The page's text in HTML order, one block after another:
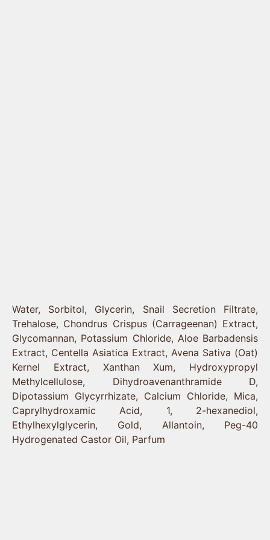
Состав
Water, Sorbitol, Glycerin, Snail Secretion Filtrate,
Trehalose, Chondrus Crispus (Carrageenan) Extract,
Glycomannan, Potassium Chloride, Aloe Barbadensis
Extract, Centella Asiatica Extract, Avena Sativa (Oat)
Kernel Extract, Xanthan Xum, Hydroxypropyl
Methylcellulose, Dihydroavenanthramide D,
Dipotassium Glycyrrhizate, Calcium Chloride, Mica,
Caprylhydroxamic Acid, 1, 2-hexanediol,
Ethylhexylglycerin, Gold, Allantoin, Peg-40
Hydrogenated Castor Oil, Parfum